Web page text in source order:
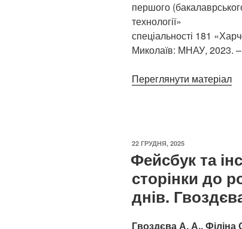
першого
технології»
спеціальності 181
Миколаїв: МНАУ, 2023.
Переглянути матеріал
ОПУБЛІКОВАНО
22 ГРУДНЯ, 2025
Фейсбук та
сторінки до
днів.
Гвоздєва А. А.,